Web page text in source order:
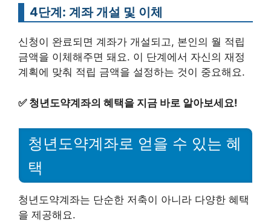
4단계: 계좌 개설 및 이체
신청이 완료되면 계좌가 개설되고, 본인의 월 적립
금액을 이체해주면 돼요. 이 단계에서 자신의 재정
계획에 맞춰 적립 금액을 설정하는 것이 중요해요.
✅ 청년도약계좌의 혜택을 지금 바로 알아보세요!
청년도약계좌로 얻을 수 있는 혜
택
청년도약계좌는 단순한 저축이 아니라 다양한 혜택
을 제공해요.